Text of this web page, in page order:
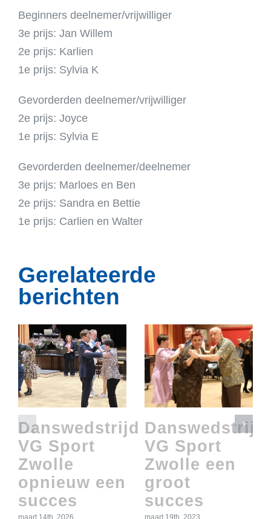
Beginners deelnemer/vrijwilliger
3e prijs: Jan Willem
2e prijs: Karlien
1e prijs: Sylvia K
Gevorderden deelnemer/vrijwilliger
2e prijs: Joyce
1e prijs: Sylvia E
Gevorderden deelnemer/deelnemer
3e prijs: Marloes en Ben
2e prijs: Sandra en Bettie
1e prijs: Carlien en Walter
Gerelateerde
berichten
Danswedstrijd
VG Sport
Zwolle
opnieuw een
succes
Danswedstrijd
VG Sport
Zwolle een
groot
succes